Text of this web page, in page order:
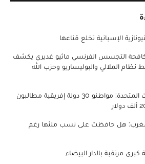
الإسبانية تخلع قناعها
التجسس الفرنسي ماثيو غديري يكشف
نظام الملالي والبوليساريو وحزب الله
تأشيرة الدخول للولايات المتحدة: مواطنو 30 دولة إفريقية مطالبون
هل حافظت على نسب ملئها رغم
مرتقبة بالدار البيضاء